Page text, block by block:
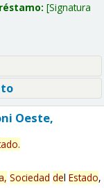
Signatura
Oeste,
.
Sociedad del Estado,